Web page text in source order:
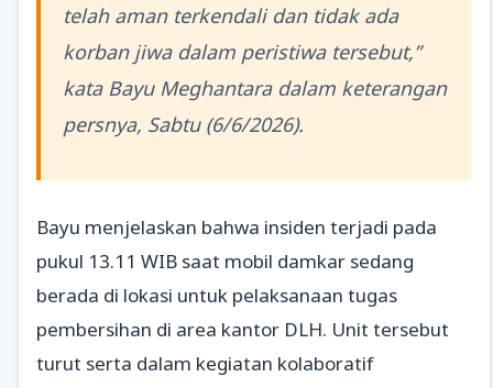
telah aman terkendali dan tidak ada
korban jiwa dalam peristiwa tersebut,”
kata Bayu Meghantara dalam keterangan
persnya, Sabtu (6/6/2026).
Bayu menjelaskan bahwa insiden terjadi pada
pukul 13.11 WIB saat mobil damkar sedang
berada di lokasi untuk pelaksanaan tugas
pembersihan di area kantor DLH. Unit tersebut
turut serta dalam kegiatan kolaboratif